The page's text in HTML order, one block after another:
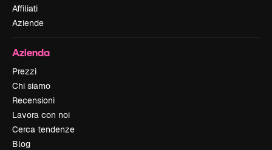
Affiliati
Aziende
Azienda
Prezzi
Chi siamo
Recensioni
Lavora con noi
Cerca tendenze
Blog